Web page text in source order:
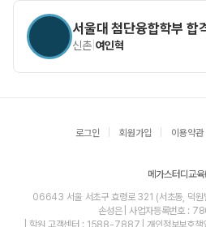
서울대 첨단융합학부 합
신촌| 여인혁
로그인 회원가입 이용약관
메가스터디교
06643 서울 서초구 효령로 321 (서초동, 덕원
손성은 | 사업자등록번호
| 학원 고객센터 : 1588-7887 | 개인정보보호